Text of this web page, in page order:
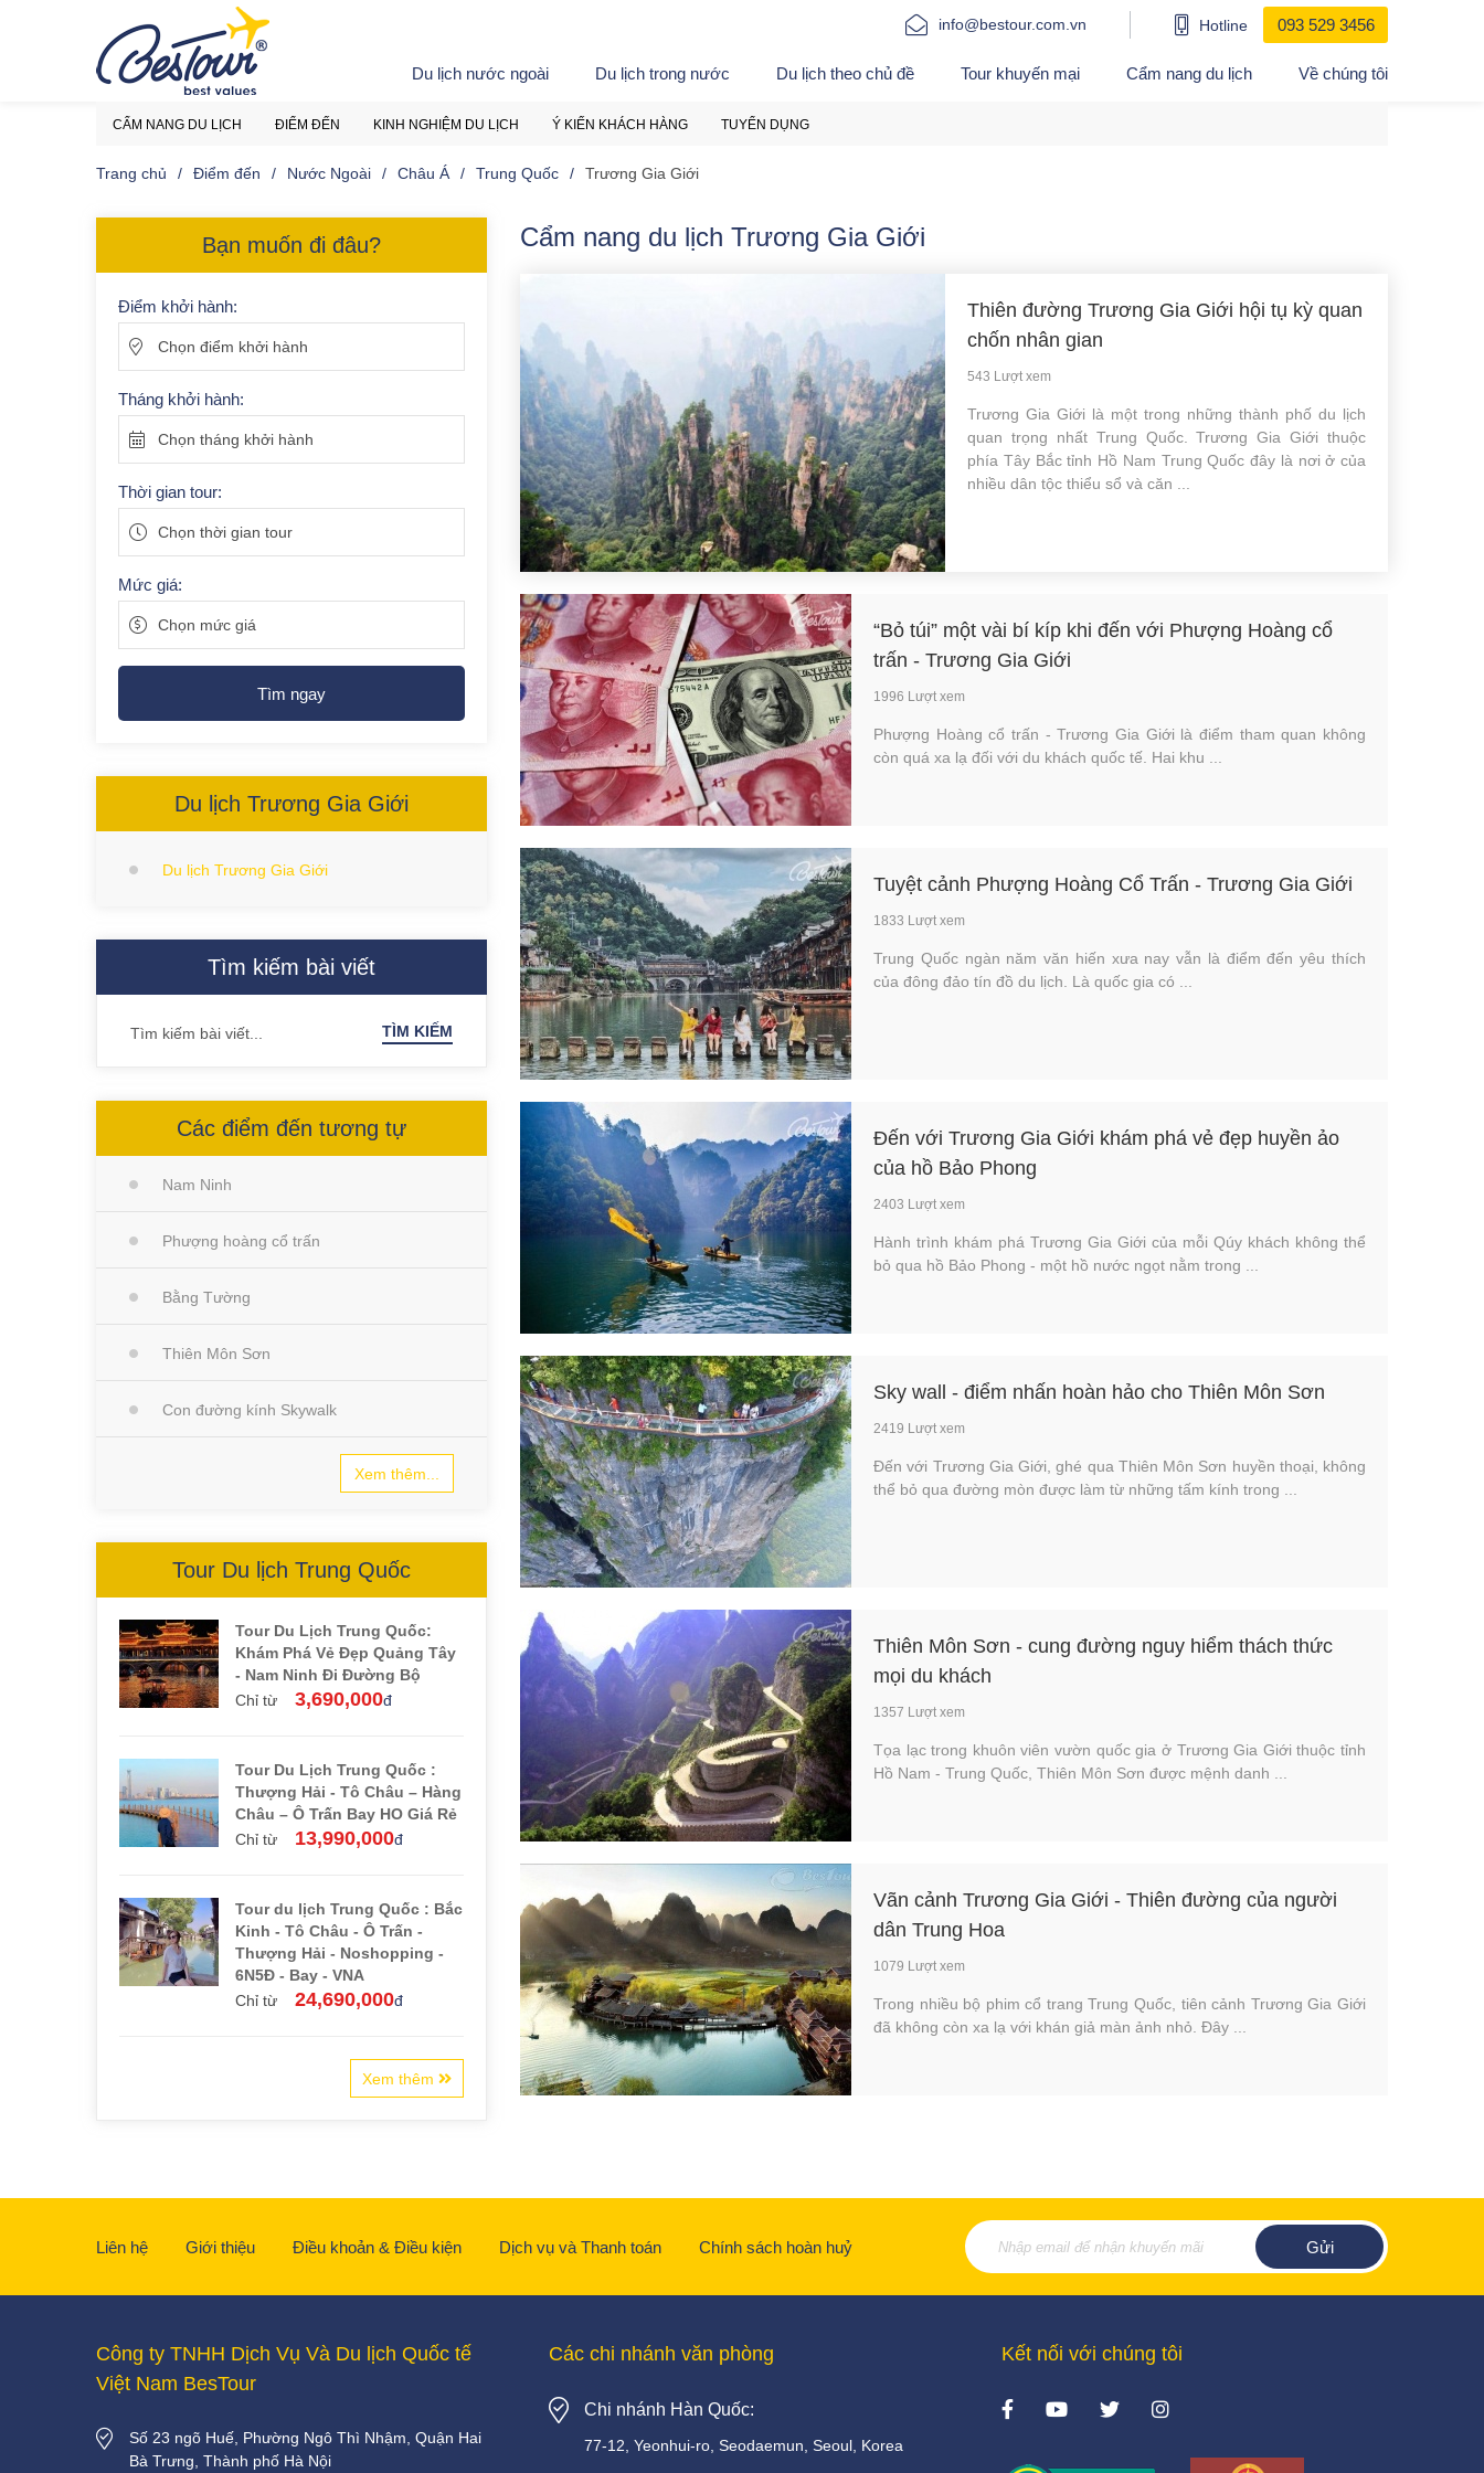
info@bestour.com.vn Hotline 093 529 3456
Du lịch nước ngoài Du lịch trong nước Du lịch theo chủ đề Tour khuyến mại Cẩm nang du lịch Về chúng tôi
CẨM NANG DU LỊCH ĐIỂM ĐẾN KINH NGHIỆM DU LỊCH Ý KIẾN KHÁCH HÀNG TUYỂN DỤNG
Trang chủ Điểm đến Nước Ngoài Châu Á Trung Quốc Trương Gia Giới
Bạn muốn đi đâu?
Điểm khởi hành:
Chọn điểm khởi hành
Tháng khởi hành:
Chọn tháng khởi hành
Thời gian tour:
Chọn thời gian tour
Mức giá:
Chọn mức giá
Tìm ngay
Du lịch Trương Gia Giới
Du lịch Trương Gia Giới
Tìm kiếm bài viết
TÌM KIẾM
Các điểm đến tương tự
Nam Ninh
Phượng hoàng cổ trấn
Bằng Tường
Thiên Môn Sơn
Con đường kính Skywalk
Xem thêm...
Tour Du lịch Trung Quốc
Tour Du Lịch Trung Quốc:
Khám Phá Vẻ Đẹp Quảng Tây
- Nam Ninh Đi Đường Bộ
Chỉ từ
3,690,000đ
Tour Du Lịch Trung Quốc :
Thượng Hải - Tô Châu – Hàng
Châu – Ô Trấn Bay HO Giá Rẻ
Chỉ từ
13,990,000đ
Tour du lịch Trung Quốc : Bắc
Kinh - Tô Châu - Ô Trấn -
Thượng Hải - Noshopping -
6N5Đ - Bay - VNA
Chỉ từ
24,690,000đ
Xem thêm
Cẩm nang du lịch Trương Gia Giới
Thiên đường Trương Gia Giới hội tụ kỳ quan
chốn nhân gian
543 Lượt xem
Trương Gia Giới là một trong những thành phố du lịch
quan trọng nhất Trung Quốc. Trương Gia Giới thuộc
phía Tây Bắc tỉnh Hồ Nam Trung Quốc đây là nơi ở của
nhiều dân tộc thiểu sổ và căn ...
“Bỏ túi” một vài bí kíp khi đến với Phượng Hoàng cổ
trấn - Trương Gia Giới
1996 Lượt xem
Phượng Hoàng cổ trấn - Trương Gia Giới là điểm tham quan không
còn quá xa lạ đối với du khách quốc tế. Hai khu ...
Tuyệt cảnh Phượng Hoàng Cổ Trấn - Trương Gia Giới
1833 Lượt xem
Trung Quốc ngàn năm văn hiến xưa nay vẫn là điểm đến yêu thích
của đông đảo tín đồ du lịch. Là quốc gia có ...
Đến với Trương Gia Giới khám phá vẻ đẹp huyền ảo
của hồ Bảo Phong
2403 Lượt xem
Hành trình khám phá Trương Gia Giới của mỗi Qúy khách không thể
bỏ qua hồ Bảo Phong - một hồ nước ngọt nằm trong ...
Sky wall - điểm nhấn hoàn hảo cho Thiên Môn Sơn
2419 Lượt xem
Đến với Trương Gia Giới, ghé qua Thiên Môn Sơn huyền thoại, không
thể bỏ qua đường mòn được làm từ những tấm kính trong ...
Thiên Môn Sơn - cung đường nguy hiểm thách thức
mọi du khách
1357 Lượt xem
Tọa lạc trong khuôn viên vườn quốc gia ở Trương Gia Giới thuộc tỉnh
Hồ Nam - Trung Quốc, Thiên Môn Sơn được mệnh danh ...
Vãn cảnh Trương Gia Giới - Thiên đường của người
dân Trung Hoa
1079 Lượt xem
Trong nhiều bộ phim cổ trang Trung Quốc, tiên cảnh Trương Gia Giới
đã không còn xa lạ với khán giả màn ảnh nhỏ. Đây ...
Liên hệ Giới thiệu Điều khoản & Điều kiện Dịch vụ và Thanh toán Chính sách hoàn huỷ
Công ty TNHH Dịch Vụ Và Du lịch Quốc tế
Việt Nam BesTour
Số 23 ngõ Huế, Phường Ngô Thì Nhậm, Quận Hai
Bà Trưng, Thành phố Hà Nội
Các chi nhánh văn phòng
Chi nhánh Hàn Quốc:
77-12, Yeonhui-ro, Seodaemun, Seoul, Korea
Kết nối với chúng tôi